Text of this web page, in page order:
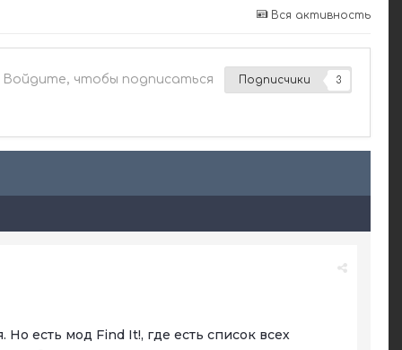
Вся активность
Войдите, чтобы подписаться Подписчики 3
есть мод Find It!, где есть список всех